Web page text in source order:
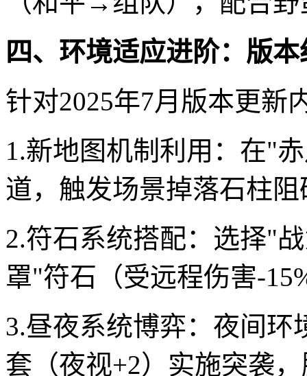
四、环境适应进阶：版
针对2025年7月版本更新
1.新地图机制利用：在"
道，触发场景掉落石柱
2.符石系统搭配：选择"
罩"符石（受远程伤害-
3.昼夜系统博弈：夜间环
套（夜视+2）实施突袭